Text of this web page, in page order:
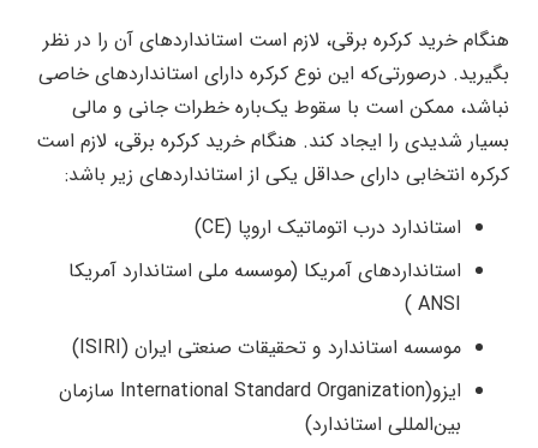
هنگام خرید کرکره برقی، لازم است استانداردهای آن را در نظر
بگیرید. در‌صورتی‌که این نوع کرکره دارای استانداردهای خاصی
نباشد، ممکن است با سقوط یک‌باره خطرات جانی و مالی
بسیار شدیدی را ایجاد کند. هنگام خرید کرکره برقی، لازم است
کرکره انتخابی دارای حداقل یکی از استانداردهای زیر باشد:
استاندارد درب اتوماتیک اروپا (CE)
استاندارد‌های آمریکا (موسسه ملی استاندارد آمریکا
ANSI )
موسسه استاندارد و تحقیقات صنعتی ایران (ISIRI)
ایزو(International Standard Organization سازمان
بین‌المللی استاندارد)